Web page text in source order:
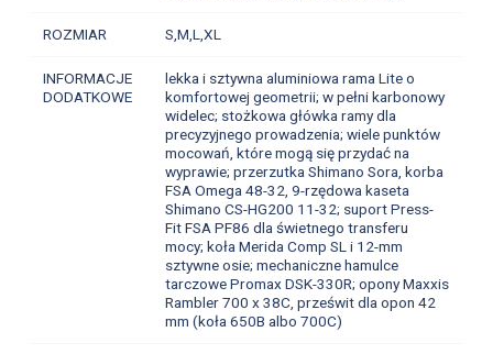
ROZMIAR S,M,L,XL
INFORMACJE
DODATKOWE
lekka i sztywna aluminiowa rama Lite o
komfortowej geometrii; w pełni karbonowy
widelec; stożkowa główka ramy dla
precyzyjnego prowadzenia; wiele punktów
mocowań, które mogą się przydać na
wyprawie; przerzutka Shimano Sora, korba
FSA Omega 48-32, 9-rzędowa kaseta
Shimano CS-HG200 11-32; suport Press-
Fit FSA PF86 dla świetnego transferu
mocy; koła Merida Comp SL i 12-mm
sztywne osie; mechaniczne hamulce
tarczowe Promax DSK-330R; opony Maxxis
Rambler 700 x 38C, prześwit dla opon 42
mm (koła 650B albo 700C)